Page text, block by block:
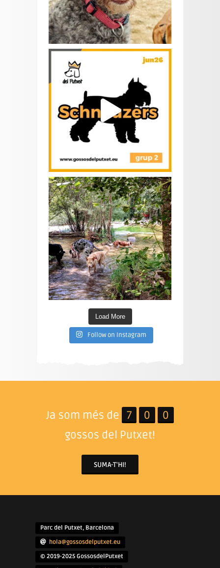
Load More
Follow on Instagram
Ja som més de 7 0
0
gossos del Putxet!
SUMA-T'HI!
Parc del Putxet, Barcelona
hola@gossosdelputxet.eu
© 2019-2025 GossosdelPutxet